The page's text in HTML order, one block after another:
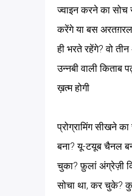
ज्वाइन करने का
करेंगे या बस
ही भरते रहेंगे? वो
उन्नबी वाली किताब
ख़त्म होगी
प्रोग्रामिंग सीखने
बना? यू-टयूब चैनल
चुका? फ़ुलां अंग्रेज़ी
सोचा था, कर चुके?